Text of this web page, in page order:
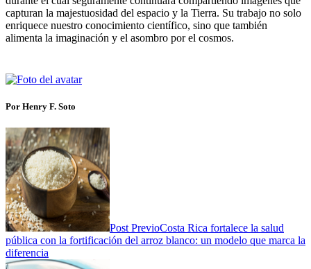
capturan la majestuosidad del espacio y la Tierra. Su trabajo no solo
enriquece nuestro conocimiento científico, sino que también
alimenta la imaginación y el asombro por el cosmos.
Por Henry F. Soto
Post PrevioCosta Rica fortalece la salud
pública con la fortificación del arroz blanco: un modelo que marca la
diferencia